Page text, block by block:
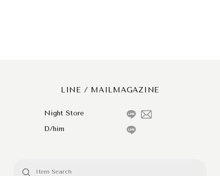
LINE / MAILMAGAZINE
Night Store
D/him